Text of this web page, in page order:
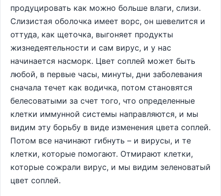
продуцировать как можно больше влаги, слизи.
Слизистая оболочка имеет ворс, он шевелится и
оттуда, как щеточка, выгоняет продукты
жизнедеятельности и сам вирус, и у нас
начинается насморк. Цвет соплей может быть
любой, в первые часы, минуты, дни заболевания
сначала течет как водичка, потом становятся
белесоватыми за счет того, что определенные
клетки иммунной системы направляются, и мы
видим эту борьбу в виде изменения цвета соплей.
Потом все начинают гибнуть – и вирусы, и те
клетки, которые помогают. Отмирают клетки,
которые сожрали вирус, и мы видим зеленоватый
цвет соплей.